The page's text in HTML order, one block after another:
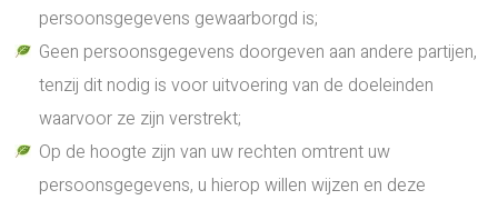
persoonsgegevens gewaarborgd is;
Geen persoonsgegevens doorgeven aan andere partijen,
tenzij dit nodig is voor uitvoering van de doeleinden
waarvoor ze zijn verstrekt;
Op de hoogte zijn van uw rechten omtrent uw
persoonsgegevens, u hierop willen wijzen en deze